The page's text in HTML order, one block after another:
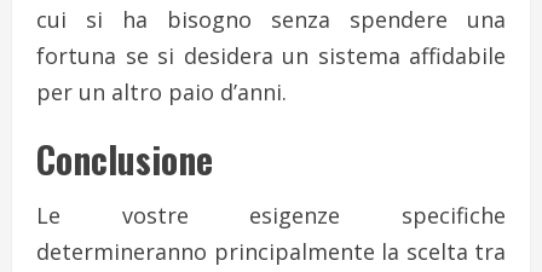
cui si ha bisogno senza spendere una
fortuna se si desidera un sistema affidabile
per un altro paio d’anni.
Conclusione
Le vostre esigenze specifiche
determineranno principalmente la scelta tra